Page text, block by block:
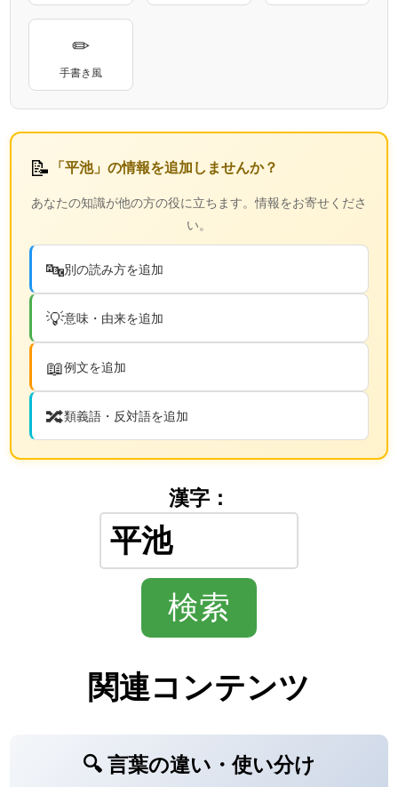
✏
手書き風
📝 「平池」の情報を追加しませんか？
あなたの知識が他の方の役に立ちます。情報をお寄せくださ
い。
🔤別の読み方を追加
💡意味・由来を追加
📖例文を追加
🔀類義語・反対語を追加
漢字：
関連コンテンツ
🔍 言葉の違い・使い分け